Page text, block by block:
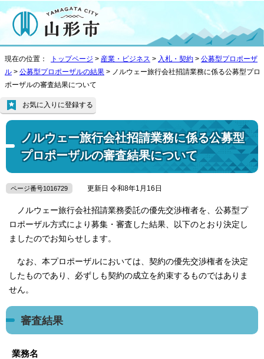
現在の位置： トップページ > 産業・ビジネス > 入札・契約 > 公募型プロポーザ
ル > 公募型プロポーザルの結果 > ノルウェー旅行会社招請業務に係る公募型プロ
ポーザルの審査結果について
ノルウェー旅行会社招請業務に係る公募型
プロポーザルの審査結果について
お気に入りに登録する
ページ番号1016729 更新日 令和8年1月16日
ノルウェー旅行会社招請業務委託の優先交渉権者を、公募型プ
ロポーザル方式により募集・審査した結果、以下のとおり決定し
ましたのでお知らせします。
なお、本プロポーザルにおいては、契約の優先交渉権者を決定
したものであり、必ずしも契約の成立を約束するものではありま
せん。
審査結果
業務名